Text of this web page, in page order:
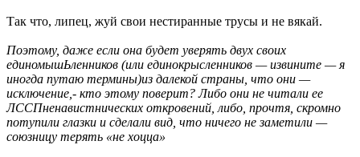
Так что, липец, жуй свои нестиранные трусы и не вякай.
Поэтому, даже если она будет уверять двух своих
единомышЬленников (или единокрысленников — извините — я
иногда путаю термины)из далекой страны, что они —
исключение,- кто этому поверит? Либо они не читали ее
ЛССПненавистнических откровений, либо, прочтя, скромно
потупили глазки и сделали вид, что ничего не заметили —
союзницу терять «не хоцца»